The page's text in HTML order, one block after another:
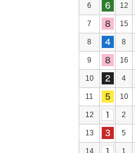
6 12
7 15
8 8
9 16
10 4
11 10
12 2
13 5
14 1